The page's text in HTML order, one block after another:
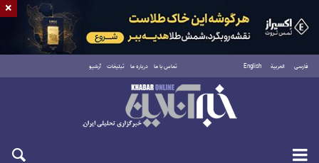
فارسی العربية English تماس با ما درباره ما تبلیغات آرشیو
یکشنبه ۱۸ مرداد ۱۴۰۵
×